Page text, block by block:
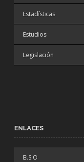
Estadísticas
Estudios
Legislación
ENLACES
B.S.O